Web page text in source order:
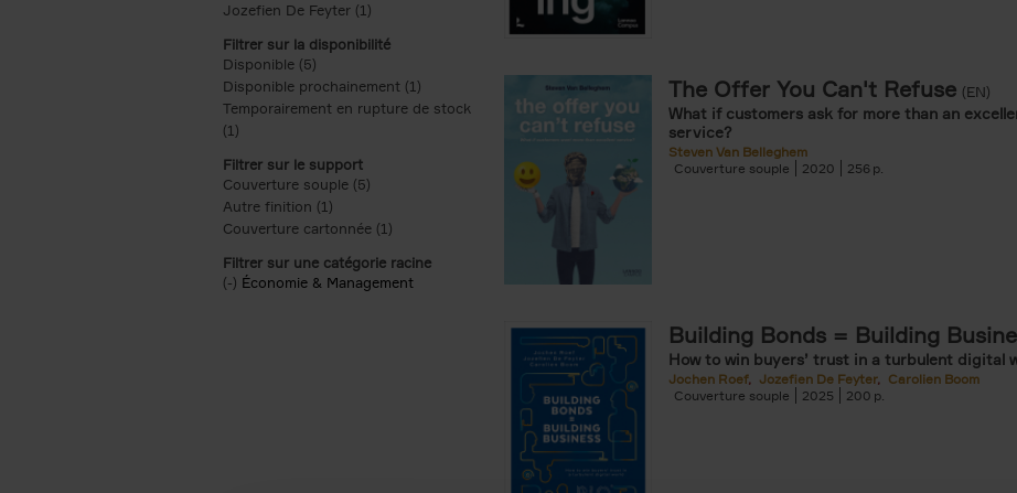
Jozefien De Feyter (1) Apply Jozefien De Feyter filter
Filtrer sur la disponibilité
Disponible (5)
Disponible prochainement (1) Apply Disponible prochainement filter
Temporairement en rupture de stock
(1) Apply Temporairement en rupture de stock filter
Filtrer sur le support
Couverture souple (5) Apply Couverture souple filter
Autre finition (1)
Couverture cartonnée (1)
Filtrer sur une catégorie racine
(-) Remove Économie & Management filter
Économie & Management
The Offer You Can't Refuse (EN)
What if customers ask for more than an
service?
Steven Van Belleghem
Couverture souple
2020 256
Building Bonds = Building
How to win buyers’ trust in a turbulent digital
Jochen Roef Jozefien De Feyter
Carolien Boom
Couverture souple
2025 200